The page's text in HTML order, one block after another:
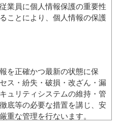
業員に個人情報保護の重要性
ことにより、個人情報の保護
を正確かつ最新の状態に保
ス・紛失・破損・改ざん・漏
ュリティシステムの維持・管
底等の必要な措置を講じ、安
重な管理を行ないます。